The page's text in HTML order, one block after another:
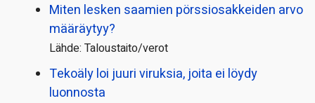
Miten lesken saamien pörssi­osakkeiden arvo
määräytyy?
Lähde: Taloustaito/verot
Tekoäly loi juuri viruksia, joita ei löydy
luonnosta